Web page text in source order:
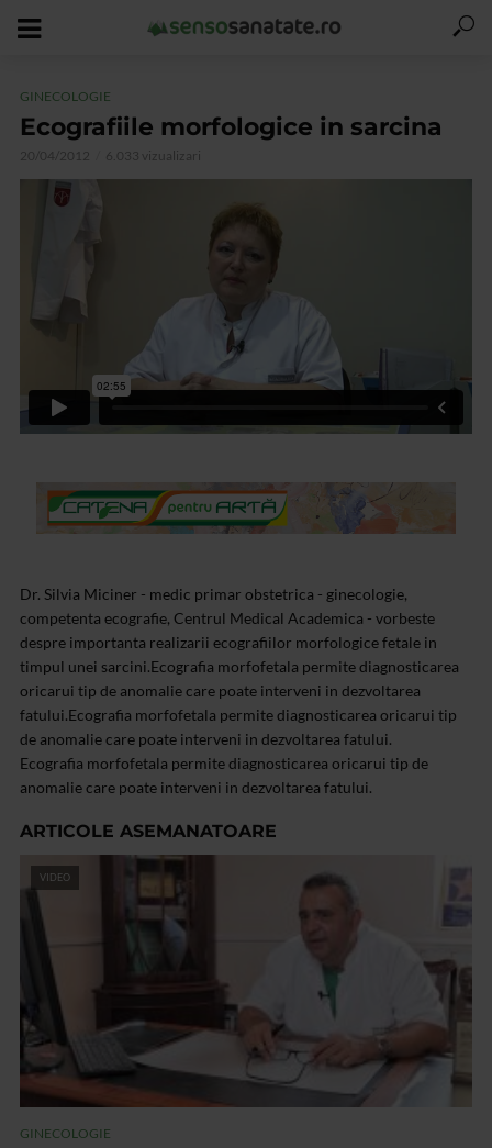
GINECOLOGIE
Ecografiile morfologice in sarcina
20/04/2012 6.033 vizualizari
Dr. Silvia Miciner - medic primar obstetrica - ginecologie,
competenta ecografie, Centrul Medical Academica - vorbeste
despre importanta realizarii ecografiilor morfologice fetale in
timpul unei sarcini.Ecografia morfofetala permite diagnosticarea
oricarui tip de anomalie care poate interveni in dezvoltarea
fatului.Ecografia morfofetala permite diagnosticarea oricarui tip
de anomalie care poate interveni in dezvoltarea fatului.
Ecografia morfofetala permite diagnosticarea oricarui tip de
anomalie care poate interveni in dezvoltarea fatului.
ARTICOLE ASEMANATOARE
VIDEO
GINECOLOGIE